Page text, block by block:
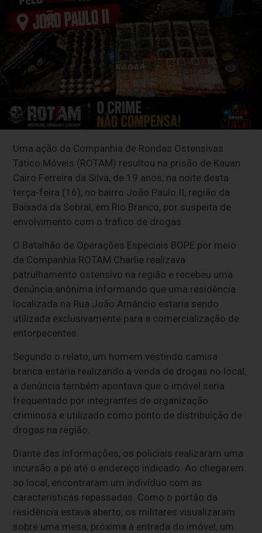
Uma ação da Companhia de Rondas Ostensivas
Tático Móveis (ROTAM) resultou na prisão de Kauan
Cairo Ferreira da Silva, de 19 anos, na noite desta
terça-feira (16), no bairro João Paulo II, região da
Baixada da Sobral, em Rio Branco, por suspeita de
envolvimento com o tráfico de drogas.
O Batalhão de Operações Especiais BOPE por meio
da Companhia ROTAM Charlie realizava
patrulhamento ostensivo na região e recebeu uma
denúncia anônima informando que uma residência
localizada na Rua João Amâncio estaria sendo
utilizada exclusivamente para a comercialização de
entorpecentes.
Segundo o relato, um homem vestindo camisa
branca estaria realizando a venda de drogas no local,
a denúncia também apontava que o imóvel seria
frequentado por integrantes de organização
criminosa e utilizado como ponto de distribuição de
drogas na região.
Diante das informações, os policiais realizaram uma
incursão a pé até o endereço indicado. Ao chegarem
ao local, encontraram um indivíduo com as
características repassadas. Como o portão da
residência estava aberto, os militares visualizaram
sobre uma mesa, próxima à entrada do imóvel, um